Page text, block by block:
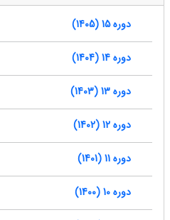
دوره 15 (1405)
دوره 14 (1404)
دوره 13 (1403)
دوره 12 (1402)
دوره 11 (1401)
دوره 10 (1400)